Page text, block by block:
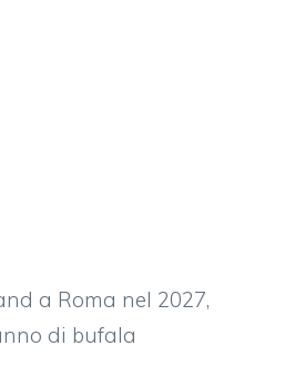
a Roma nel 2027,
di bufala